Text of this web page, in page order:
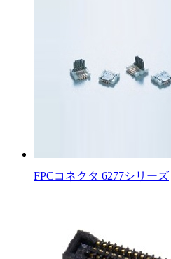
FPCコネクタ 6277シリーズ